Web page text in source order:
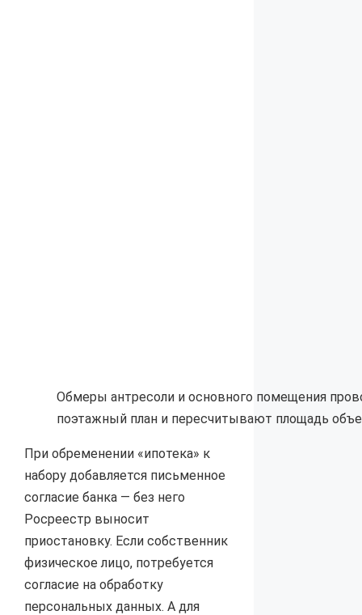
Обмеры антресоли и основного помещения
поэтажный план и пересчитывают площадь
При обременении «ипотека» к
набору добавляется письменное
согласие банка — без него
Росреестр выносит
приостановку. Если собственник
физическое лицо, потребуется
согласие на обработку
персональных данных. А для